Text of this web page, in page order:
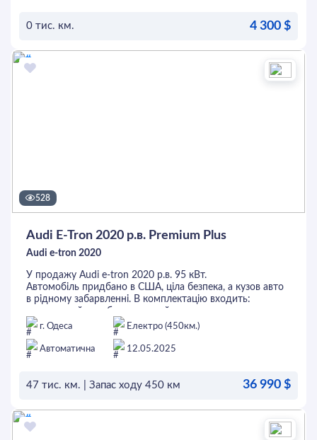
0 тис. км. 4 300 $
ОСТАВИТЬ ЗАЯВКУ
528
Audi E-Tron 2020 р.в. Premium Plus
Audi e-tron 2020
У продажу Audi e-tron 2020 р.в. 95 кВт.
Автомобіль придбано в США, ціла безпека, а кузов авто
в рідному забарвленні. В комплектацію входить:
панорамний дах, без ключовий доступ, камера заднього
огляду, бездротова зарядка, 4х зонний клімат,
адаптивний круїз, утримання в полосі, контроль сліпих
зон, підігріви всіх сидінь та керма, вентиляція
переднього ряду, музична система Bang&Olufsen, багато
Перед придбанням автомобіль можна перевірити на
кредит або лізинг.
Придивись, можливо саме це - Твоє Авто.
г. Одеса Електро (450км.)
Автоматична 12.05.2025
47 тис. км. | Запас ходу 450 км 36 990 $
ОСТАВИТЬ ЗАЯВКУ